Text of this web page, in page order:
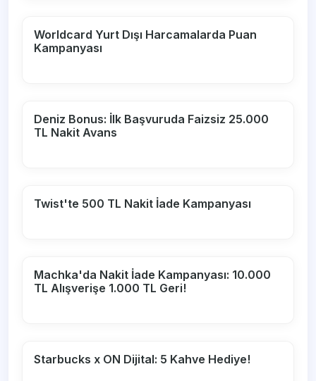
Worldcard Yurt Dışı Harcamalarda Puan
Kampanyası
Deniz Bonus: İlk Başvuruda Faizsiz 25.000
TL Nakit Avans
Twist'te 500 TL Nakit İade Kampanyası
Machka'da Nakit İade Kampanyası: 10.000
TL Alışverişe 1.000 TL Geri!
Starbucks x ON Dijital: 5 Kahve Hediye!